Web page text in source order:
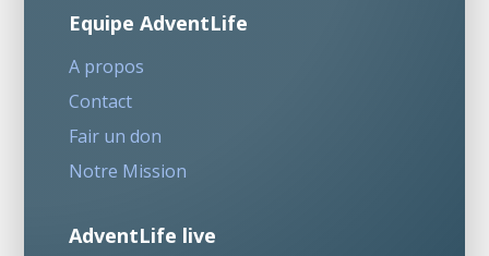
Equipe AdventLife
A propos
Contact
Fair un don
Notre Mission
AdventLife live